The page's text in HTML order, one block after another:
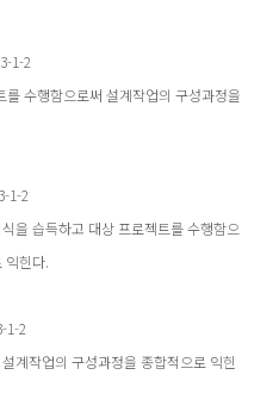
1-2
수행함으로써 설계작업의 구성과정을
1-2
을 습득하고 대상 프로젝트를 수행함으
익힌다.
1-2
계작업의 구성과정을 종합적으로 익힌